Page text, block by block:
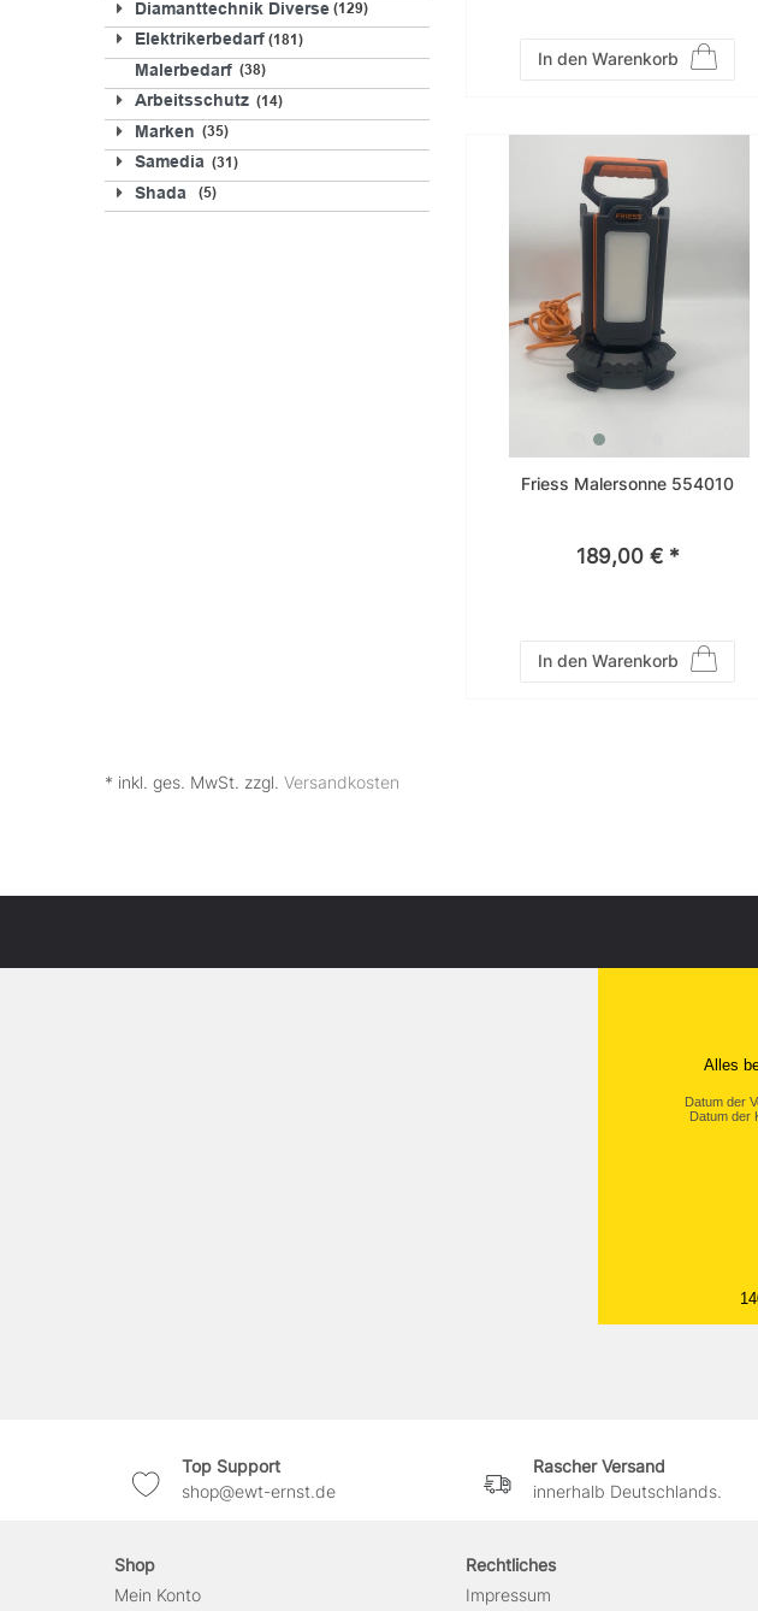
Diamanttechnik Diverse 129
Elektrikerbedarf 181
Malerbedarf 38
Arbeitsschutz 14
Marken 35
Samedia 31
Shada 5
In den Warenkorb
Friess Malersonne 554010
189,00 € *
In den Warenkorb
* inkl. ges. MwSt. zzgl. Versandkosten
Alles
Datum der
Datum der
Top Support
shop@ewt-ernst.de
Rascher Versand
innerhalb Deutschlands.
Shop
Mein Konto
Rechtliches
Impressum